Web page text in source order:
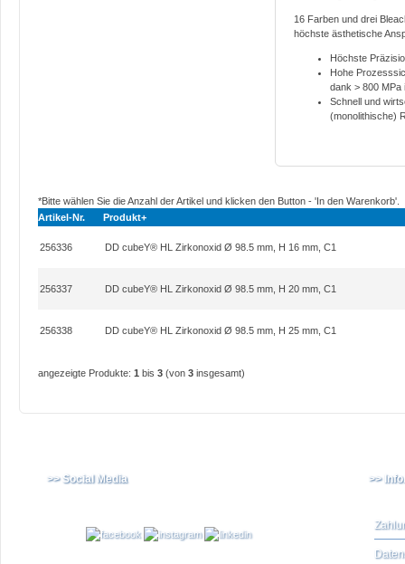
16 Farben und drei
höchste ästhetische
Höchste
Hohe
dank > 800 MPa
Schnell und
(monolithische)
*Bitte wählen Sie die Anzahl der Artikel und klicken den Button - 'In den Warenkorb'.
Artikel-Nr.
Produkt+
256336 DD cubeY® HL Zirkonoxid Ø 98.5 mm, H 16 mm, C1
256337 DD cubeY® HL Zirkonoxid Ø 98.5 mm, H 20 mm, C1
256338 DD cubeY® HL Zirkonoxid Ø 98.5 mm, H 25 mm, C1
angezeigte Produkte: 1 bis 3 (von 3 insgesamt)
>> Social Media >>